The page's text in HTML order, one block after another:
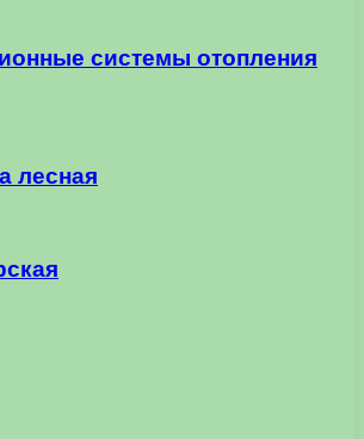
системы отопления
лесная